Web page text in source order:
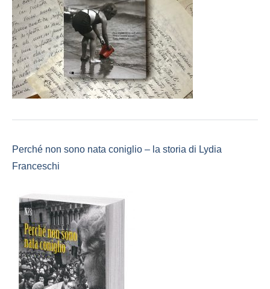
Perché non sono nata coniglio – la storia di Lydia
Franceschi